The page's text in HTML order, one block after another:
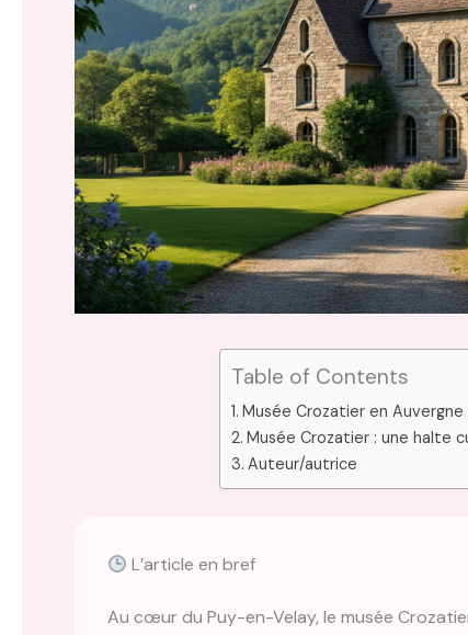
Table of Contents
Musée Crozatier en
Musée Crozatier : une halte
Auteur/autrice
L’article en bref
Au cœur du Puy-en-Velay, le musée